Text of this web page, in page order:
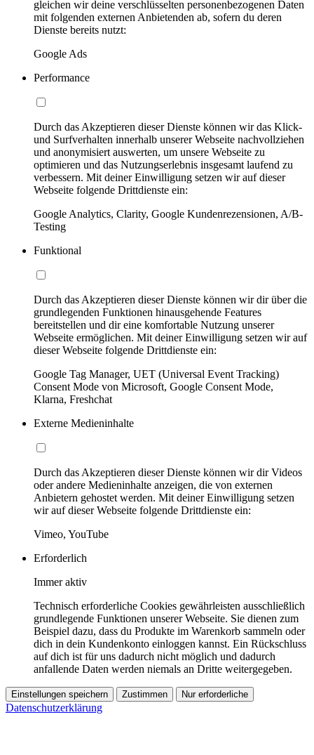
gleichen wir deine verschlüsselten personenbezogenen Daten
mit folgenden externen Anbietenden ab, sofern du deren
Dienste bereits nutzt:
Google Ads
Performance
Durch das Akzeptieren dieser Dienste können wir das Klick-
und Surfverhalten innerhalb unserer Webseite nachvollziehen
und anonymisiert auswerten, um unsere Webseite zu
optimieren und das Nutzungserlebnis insgesamt laufend zu
verbessern. Mit deiner Einwilligung setzen wir auf dieser
Webseite folgende Drittdienste ein:
Google Analytics, Clarity, Google Kundenrezensionen, A/B-
Testing
Funktional
Durch das Akzeptieren dieser Dienste können wir dir über die
grundlegenden Funktionen hinausgehende Features
bereitstellen und dir eine komfortable Nutzung unserer
Webseite ermöglichen. Mit deiner Einwilligung setzen wir auf
dieser Webseite folgende Drittdienste ein:
Google Tag Manager, UET (Universal Event Tracking)
Consent Mode von Microsoft, Google Consent Mode,
Klarna, Freshchat
Externe Medieninhalte
Durch das Akzeptieren dieser Dienste können wir dir Videos
oder andere Medieninhalte anzeigen, die von externen
Anbietern gehostet werden. Mit deiner Einwilligung setzen
wir auf dieser Webseite folgende Drittdienste ein:
Vimeo, YouTube
Erforderlich
Immer aktiv
Technisch erforderliche Cookies gewährleisten ausschließlich
grundlegende Funktionen unserer Webseite. Sie dienen zum
Beispiel dazu, dass du Produkte im Warenkorb sammeln oder
dich in dein Kundenkonto einloggen kannst. Ein Rückschluss
auf dich ist für uns dadurch nicht möglich und dadurch
anfallende Daten werden niemals an Dritte weitergegeben.
Einstellungen speichern Zustimmen Nur erforderliche
Datenschutzerklärung